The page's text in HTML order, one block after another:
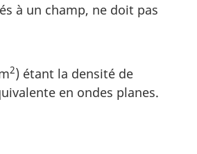
à un champ, ne doit pas
2) étant la densité de
en ondes planes.